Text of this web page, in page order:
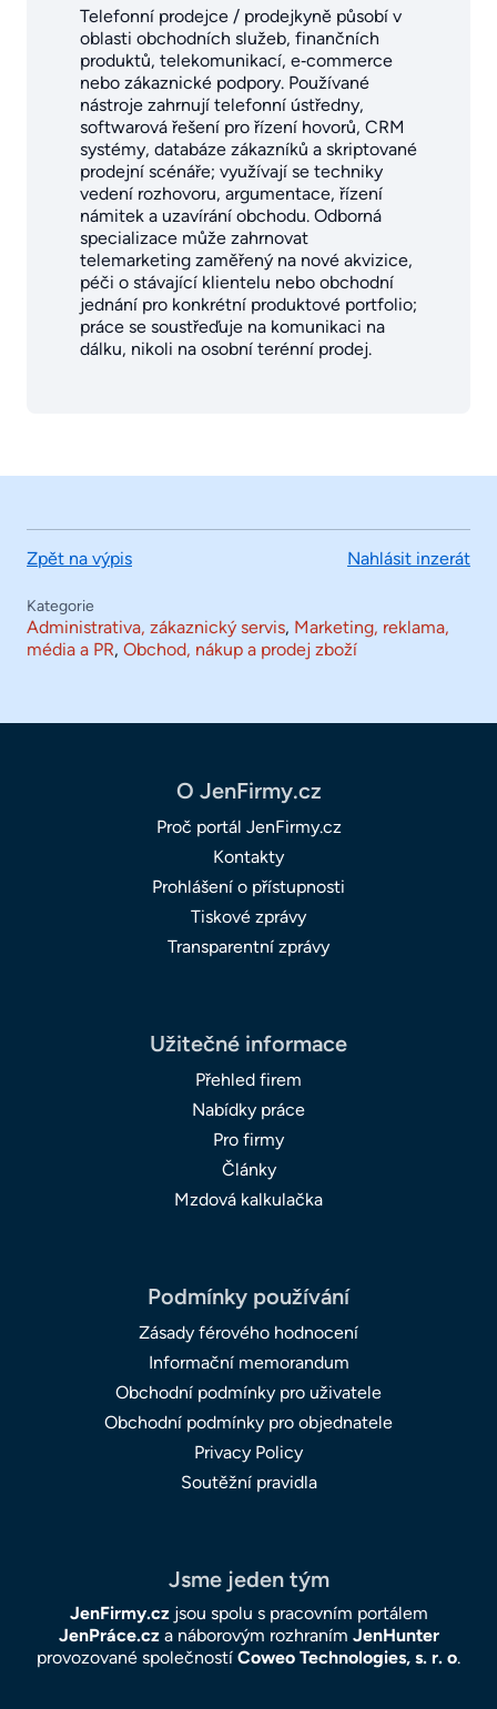
Telefonní prodejce / prodejkyně působí v
oblasti obchodních služeb, finančních
produktů, telekomunikací, e‑commerce
nebo zákaznické podpory. Používané
nástroje zahrnují telefonní ústředny,
softwarová řešení pro řízení hovorů, CRM
systémy, databáze zákazníků a skriptované
prodejní scénáře; využívají se techniky
vedení rozhovoru, argumentace, řízení
námitek a uzavírání obchodu. Odborná
specializace může zahrnovat
telemarketing zaměřený na nové akvizice,
péči o stávající klientelu nebo obchodní
jednání pro konkrétní produktové portfolio;
práce se soustřeďuje na komunikaci na
dálku, nikoli na osobní terénní prodej.
Zpět na výpis Nahlásit inzerát
Kategorie
Administrativa, zákaznický servis, Marketing, reklama,
média a PR, Obchod, nákup a prodej zboží
O JenFirmy.cz
Proč portál JenFirmy.cz
Kontakty
Prohlášení o přístupnosti
Tiskové zprávy
Transparentní zprávy
Užitečné informace
Přehled firem
Nabídky práce
Pro firmy
Články
Mzdová kalkulačka
Podmínky používání
Zásady férového hodnocení
Informační memorandum
Obchodní podmínky pro uživatele
Obchodní podmínky pro objednatele
Privacy Policy
Soutěžní pravidla
Jsme jeden tým
JenFirmy.czjsou spolu s pracovním portálem
JenPráce.cza náborovým rozhraním JenHunter
provozované společností Coweo Technologies, s. r. o.